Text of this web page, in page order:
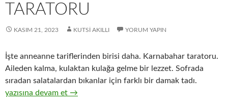
TARATORU
KASIM 21, 2023 KUTSI AKILLI YORUM YAPIN
İşte anneanne tariflerinden birisi daha. Karnabahar taratoru.
Aileden kalma, kulaktan kulağa gelme bir lezzet. Sofrada
sıradan salatalardan bıkanlar için farklı bir damak tadı.
KARNABAHAR – KARNABİT TARATORU
yazısına devam et →